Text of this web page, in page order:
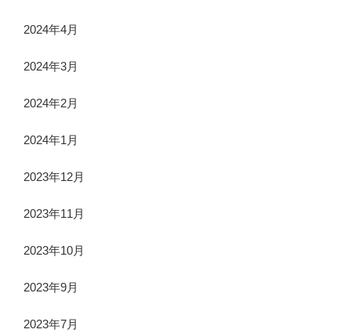
2024年4月
2024年3月
2024年2月
2024年1月
2023年12月
2023年11月
2023年10月
2023年9月
2023年7月